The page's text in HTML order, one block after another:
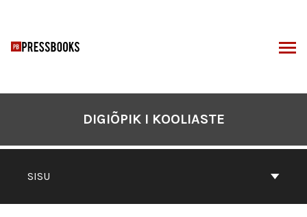
juurde
SISU
DIGIÕPIK I KOOLIASTE